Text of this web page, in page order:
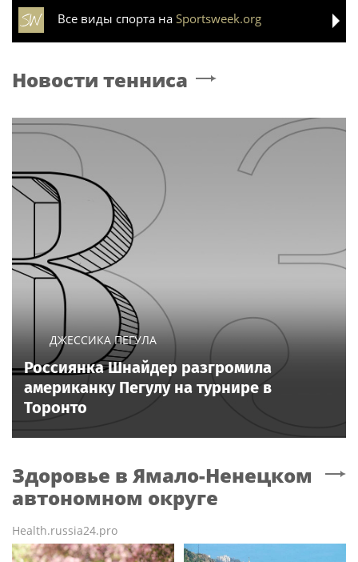
Все виды спорта на Sportsweek.org
Новости тенниса
ДЖЕССИКА ПЕГУЛА
Россиянка Шнайдер разгромила
американку Пегулу на турнире в
Торонто
Здоровье в Ямало-Ненецком
автономном округе
Health.russia24.pro